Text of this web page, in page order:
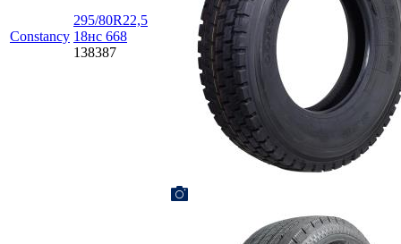
Constancy
295/80R22,5
18нc 668
138387